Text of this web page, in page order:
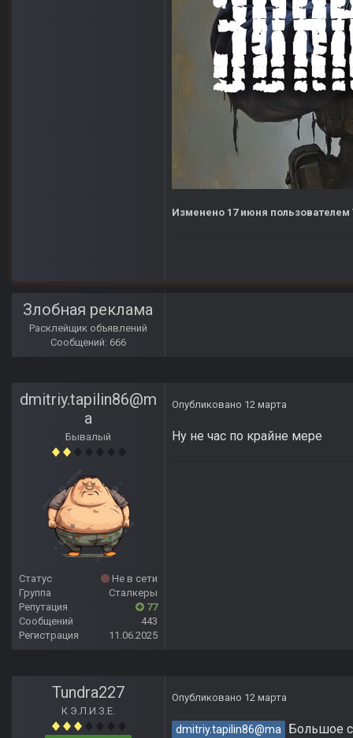
Изменено 17 июня пользователем
Злобная реклама
Расклейщик объявлений
Сообщений: 666
dmitriy.tapilin86@m
a
Бывалый
Статус
Не в сети
Группа
Сталкеры
Репутация
77
Сообщений
443
Регистрация
11.06.2025
Опубликовано 12 марта
Ну не час по крайне мере
Tundra227
К Э.Л.И.З.Е.
Опубликовано 12 марта
dmitriy.tapilin86@ma Большое